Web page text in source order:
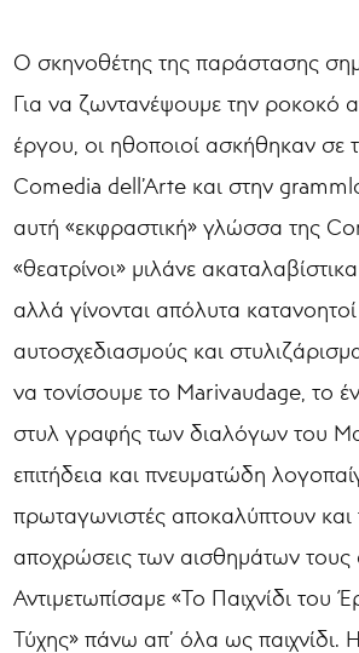
Ο σκηνοθέτης της παράστασης
Για να ζωντανέψουμε την ροκοκό
έργου, οι ηθοποιοί ασκήθηκαν σε
Comedia dell’Arte και στην
αυτή «εκφραστική» γλώσσα της
«θεατρίνοι» μιλάνε
αλλά γίνονται απόλυτα
αυτοσχεδιασμούς και
να τονίσουμε το Marivaudage, το
στυλ γραφής των διαλόγων του
επιτήδεια και πνευματώδη
πρωταγωνιστές αποκαλύπτουν και
αποχρώσεις των αισθημάτων τους
Αντιμετωπίσαμε «Το Παιχνίδι του
Τύχης» πάνω απ’ όλα ως παιχνίδι.